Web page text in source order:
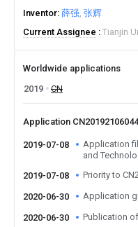
Inventor 薛强 张辉
Current Assignee
Tianjin
Worldwide applications
2019
CN
Application
2019-07-08
Application
and
2019-07-08
Priority to
2020-06-30 Application
2020-06-30 Publication